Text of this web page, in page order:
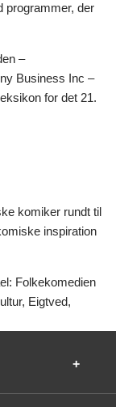
programmer, der
–
Business Inc –
for det 21.
komiker rundt til
inspiration
Folkekomedien
Eigtved,